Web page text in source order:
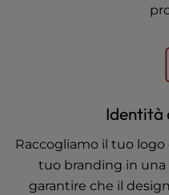
Identità
Raccogliamo il tuo
tuo branding in
garantire che il